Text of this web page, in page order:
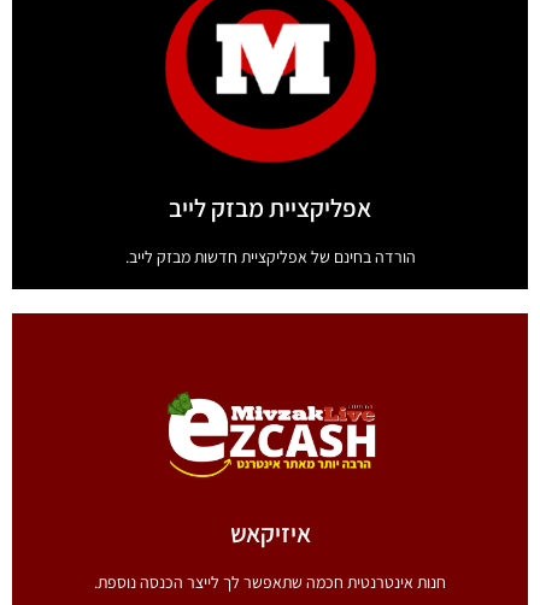
העברת קבצים מאובטחת
העברת קבצים באופן מהיר ומאובטח
אפליקציית מבזק לייב
הורדה בחינם של אפליקציית חדשות מבזק לייב.
אפליקציית מבזק לייב
הורדה בחינם של אפליקציית חדשות מבזק לייב.
איזיקאש
חנות אינטרנטית חכמה שתאפשר לך לייצר הכנסה נוספת.